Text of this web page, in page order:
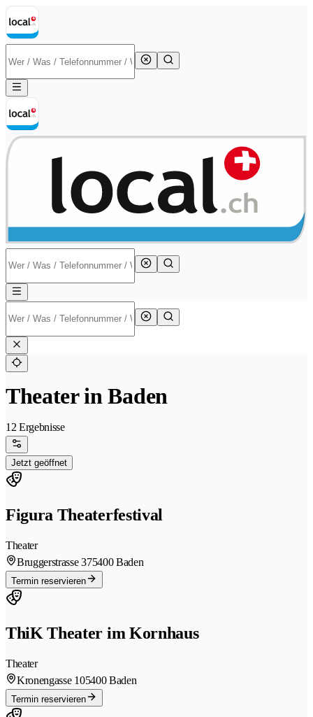
Theater in Baden
12 Ergebnisse
Jetzt geöffnet
Figura Theaterfestival
Theater
Bruggerstrasse 375400 Baden
Termin reservieren
ThiK Theater im Kornhaus
Theater
Kronengasse 105400 Baden
Termin reservieren